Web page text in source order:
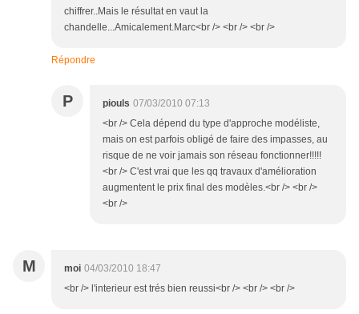
chiffrer..Mais le résultat en vaut la
chandelle...Amicalement.Marc<br /> <br /> <br />
Répondre
P piouls 07/03/2010 07:13
<br /> Cela dépend du type d'approche modéliste,
mais on est parfois obligé de faire des impasses, au
risque de ne voir jamais son réseau fonctionner!!!!!
<br /> C'est vrai que les qq travaux d'amélioration
augmentent le prix final des modèles.<br /> <br />
<br />
M moi 04/03/2010 18:47
<br /> l'interieur est trés bien reussi<br /> <br /> <br />